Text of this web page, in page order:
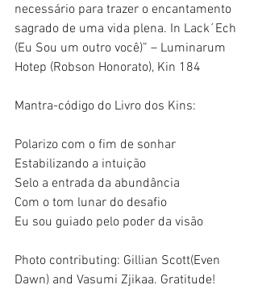
necessário para trazer o encantamento
sagrado de uma vida plena. In Lack´Ech
(Eu Sou um outro você)” – Luminarum
Hotep (Robson Honorato), Kin 184
Mantra-código do Livro dos Kins:
Polarizo com o fim de sonhar
Estabilizando a intuição
Selo a entrada da abundância
Com o tom lunar do desafio
Eu sou guiado pelo poder da visão
Photo contributing: Gillian Scott(Even
Dawn) and Vasumi Zjikaa. Gratitude!